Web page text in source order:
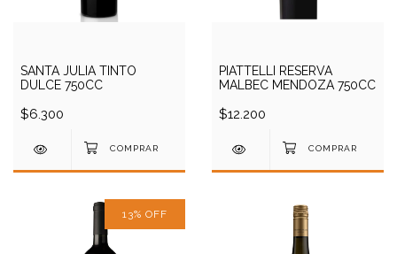
SANTA JULIA TINTO
DULCE 750CC
$6.300
PIATTELLI RESERVA
MALBEC MENDOZA 750CC
$12.200
13% OFF